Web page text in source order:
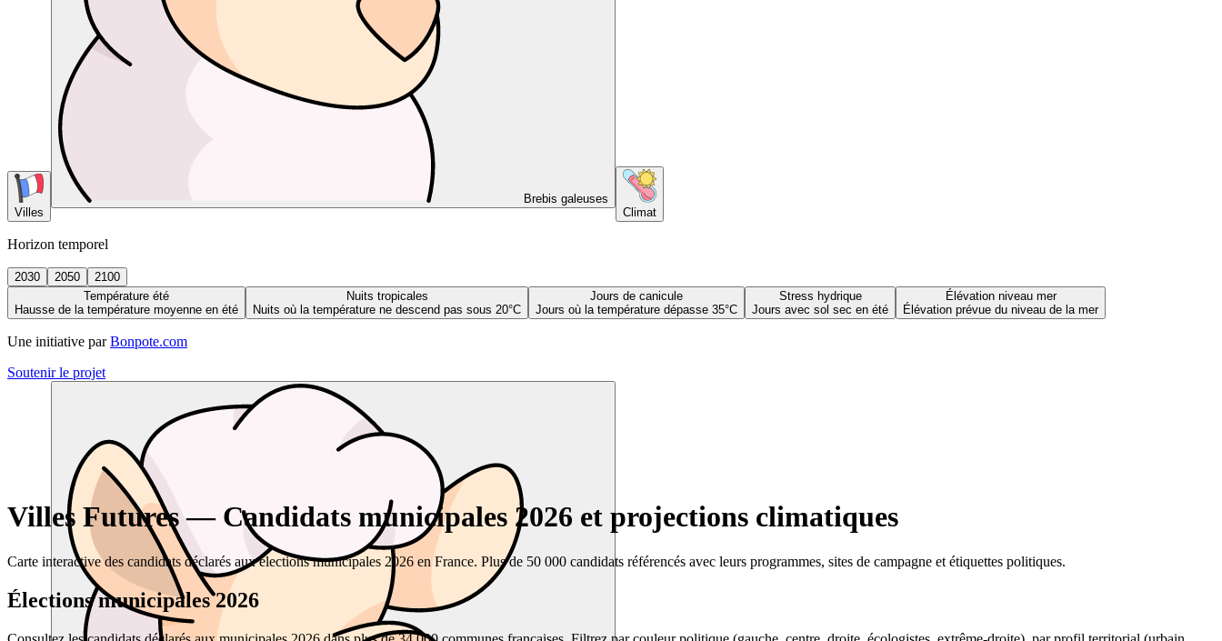
Villes
Brebis galeuses
Climat
Horizon temporel
2030 2050
2100
Température été
Hausse de la température moyenne en été
Nuits tropicales
Nuits où la température ne descend pas sous 20°C
Jours de canicule
Jours où la température dépasse 35°C
Stress hydrique
Jours avec sol sec en été
Élévation niveau mer
Élévation prévue du niveau de la mer
Une initiative par Bonpote.com
Soutenir le projet
Villes Futures — Candidats municipales 2026 et projections climatiques
Carte interactive des candidats déclarés aux élections municipales 2026 en France. Plus de 50 000 candidats référencés avec leurs programmes, sites de campagne et étiquettes politiques.
Élections municipales 2026